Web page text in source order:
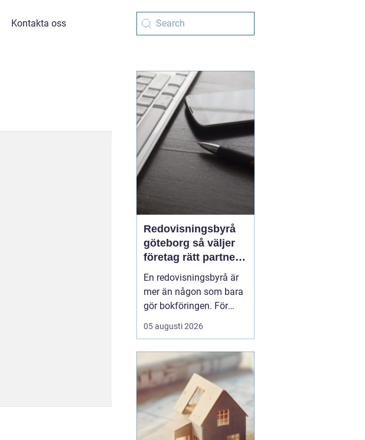
Kontakta oss
Redovisningsbyrå
göteborg så väljer
företag rätt partner
för ekonomin
En redovisningsbyrå är
mer än någon som bara
gör bokföringen. För
många företag i
Göteborg blir byrån en
ekonomiavdelning, en
bollplank i vardagen och
ett skydd mot onödiga
risker. När lagar ändras,
bolaget växer eller tiden
inte räcker till, ...
05 augusti 2026